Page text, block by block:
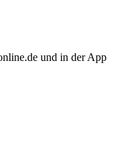
und in der App